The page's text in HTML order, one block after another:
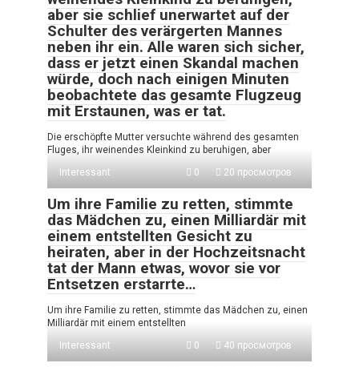
aber sie schlief unerwartet auf der
Schulter des verärgerten Mannes
neben ihr ein. Alle waren sich sicher,
dass er jetzt einen Skandal machen
würde, doch nach einigen Minuten
beobachtete das gesamte Flugzeug
mit Erstaunen, was er tat.
Die erschöpfte Mutter versuchte während des gesamten
Fluges, ihr weinendes Kleinkind zu beruhigen, aber
Interessant
0 20 просмотров
Um ihre Familie zu retten, stimmte
das Mädchen zu, einen Milliardär mit
einem entstellten Gesicht zu
heiraten, aber in der Hochzeitsnacht
tat der Mann etwas, wovor sie vor
Entsetzen erstarrte…
Um ihre Familie zu retten, stimmte das Mädchen zu, einen
Milliardär mit einem entstellten
Interessant
0 40 просмотров